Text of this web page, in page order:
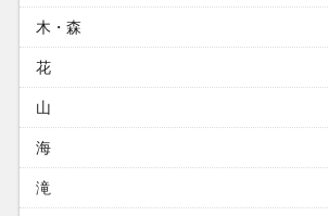
木・森
花
山
海
滝